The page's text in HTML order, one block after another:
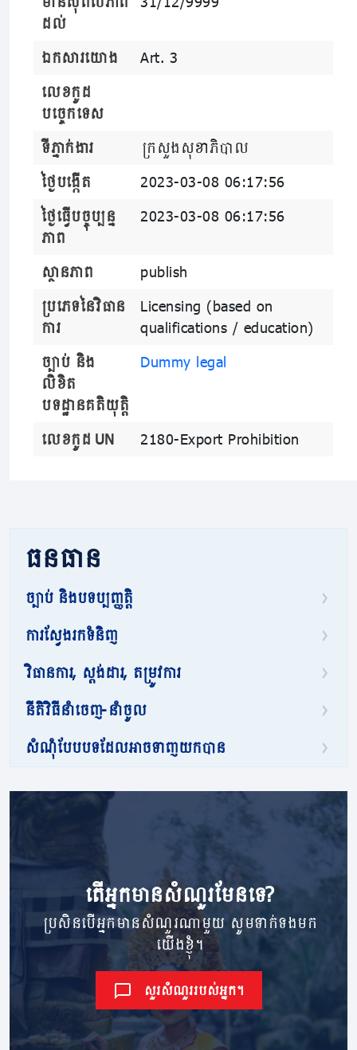
ដល់
ឯកសារយោង
Art. 3
លេខកូដ
បច្ចេកទេស
ទីភ្នាក់ងារ
ក្រសួងសុខាភិបាល
ថ្ងៃបង្កើត
2023-03-08 06:17:56
ថ្ងៃធ្វើបច្ចុប្បន្ន
ភាព
2023-03-08 06:17:56
ស្ថានភាព
publish
ប្រភេទនៃវិធាន
ការ
Licensing (based on
qualifications / education)
ច្បាប់ និង
លិខិត
បទដ្ឋានគតិយុត្តិ
Dummy legal
លេខកូដ UN 2180-Export Prohibition
ធនធាន
ច្បាប់ និងបទប្បញ្ញត្តិ
ការស្វែងរកទំនិញ
វិធានការ, ស្តង់ដារ, តម្រូវការ
នីតិវិធីនាំចេញ-នាំចូល
សំណុំបែបបទដែលអាចទាញយកបាន
តើ​អ្នក​មាន​សំណួរ​មែនទេ?
ប្រសិនបើអ្នកមានសំណួរណាមួយ សូមទាក់ទងមក
យើងខ្ញុំ។
សួរសំណួររបស់អ្នក។